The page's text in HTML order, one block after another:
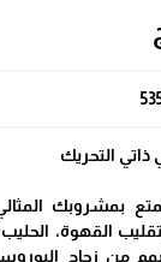
ذاتي التحريك
بمشروبك
القهوة، الحليب،
من زجاج